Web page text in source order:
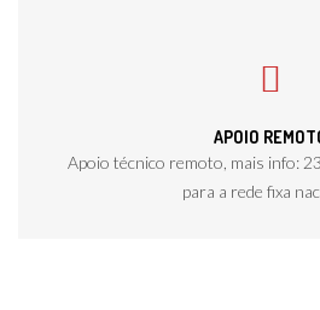
APOIO
Apoio técnico remoto, mais info:
para a rede fixa